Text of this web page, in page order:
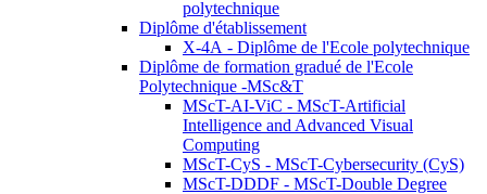
polytechnique
Diplôme d'établissement
X-4A - Diplôme de l'Ecole polytechnique
Diplôme de formation gradué de l'Ecole
Polytechnique -MSc&T
MScT-AI-ViC - MScT-Artificial
Intelligence and Advanced Visual
Computing
MScT-CyS - MScT-Cybersecurity (CyS)
MScT-DDDF - MScT-Double Degree